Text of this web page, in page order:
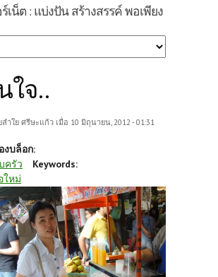
เน็ต : แบ่งปัน สร้างสรรค์ พอเพียง
ใจ..
ำใย ศรีษะแก้ว เมื่อ 10 มิถุนายน, 2012 - 01:31
บล็อก:
ครัว
Keywords:
ใหม่